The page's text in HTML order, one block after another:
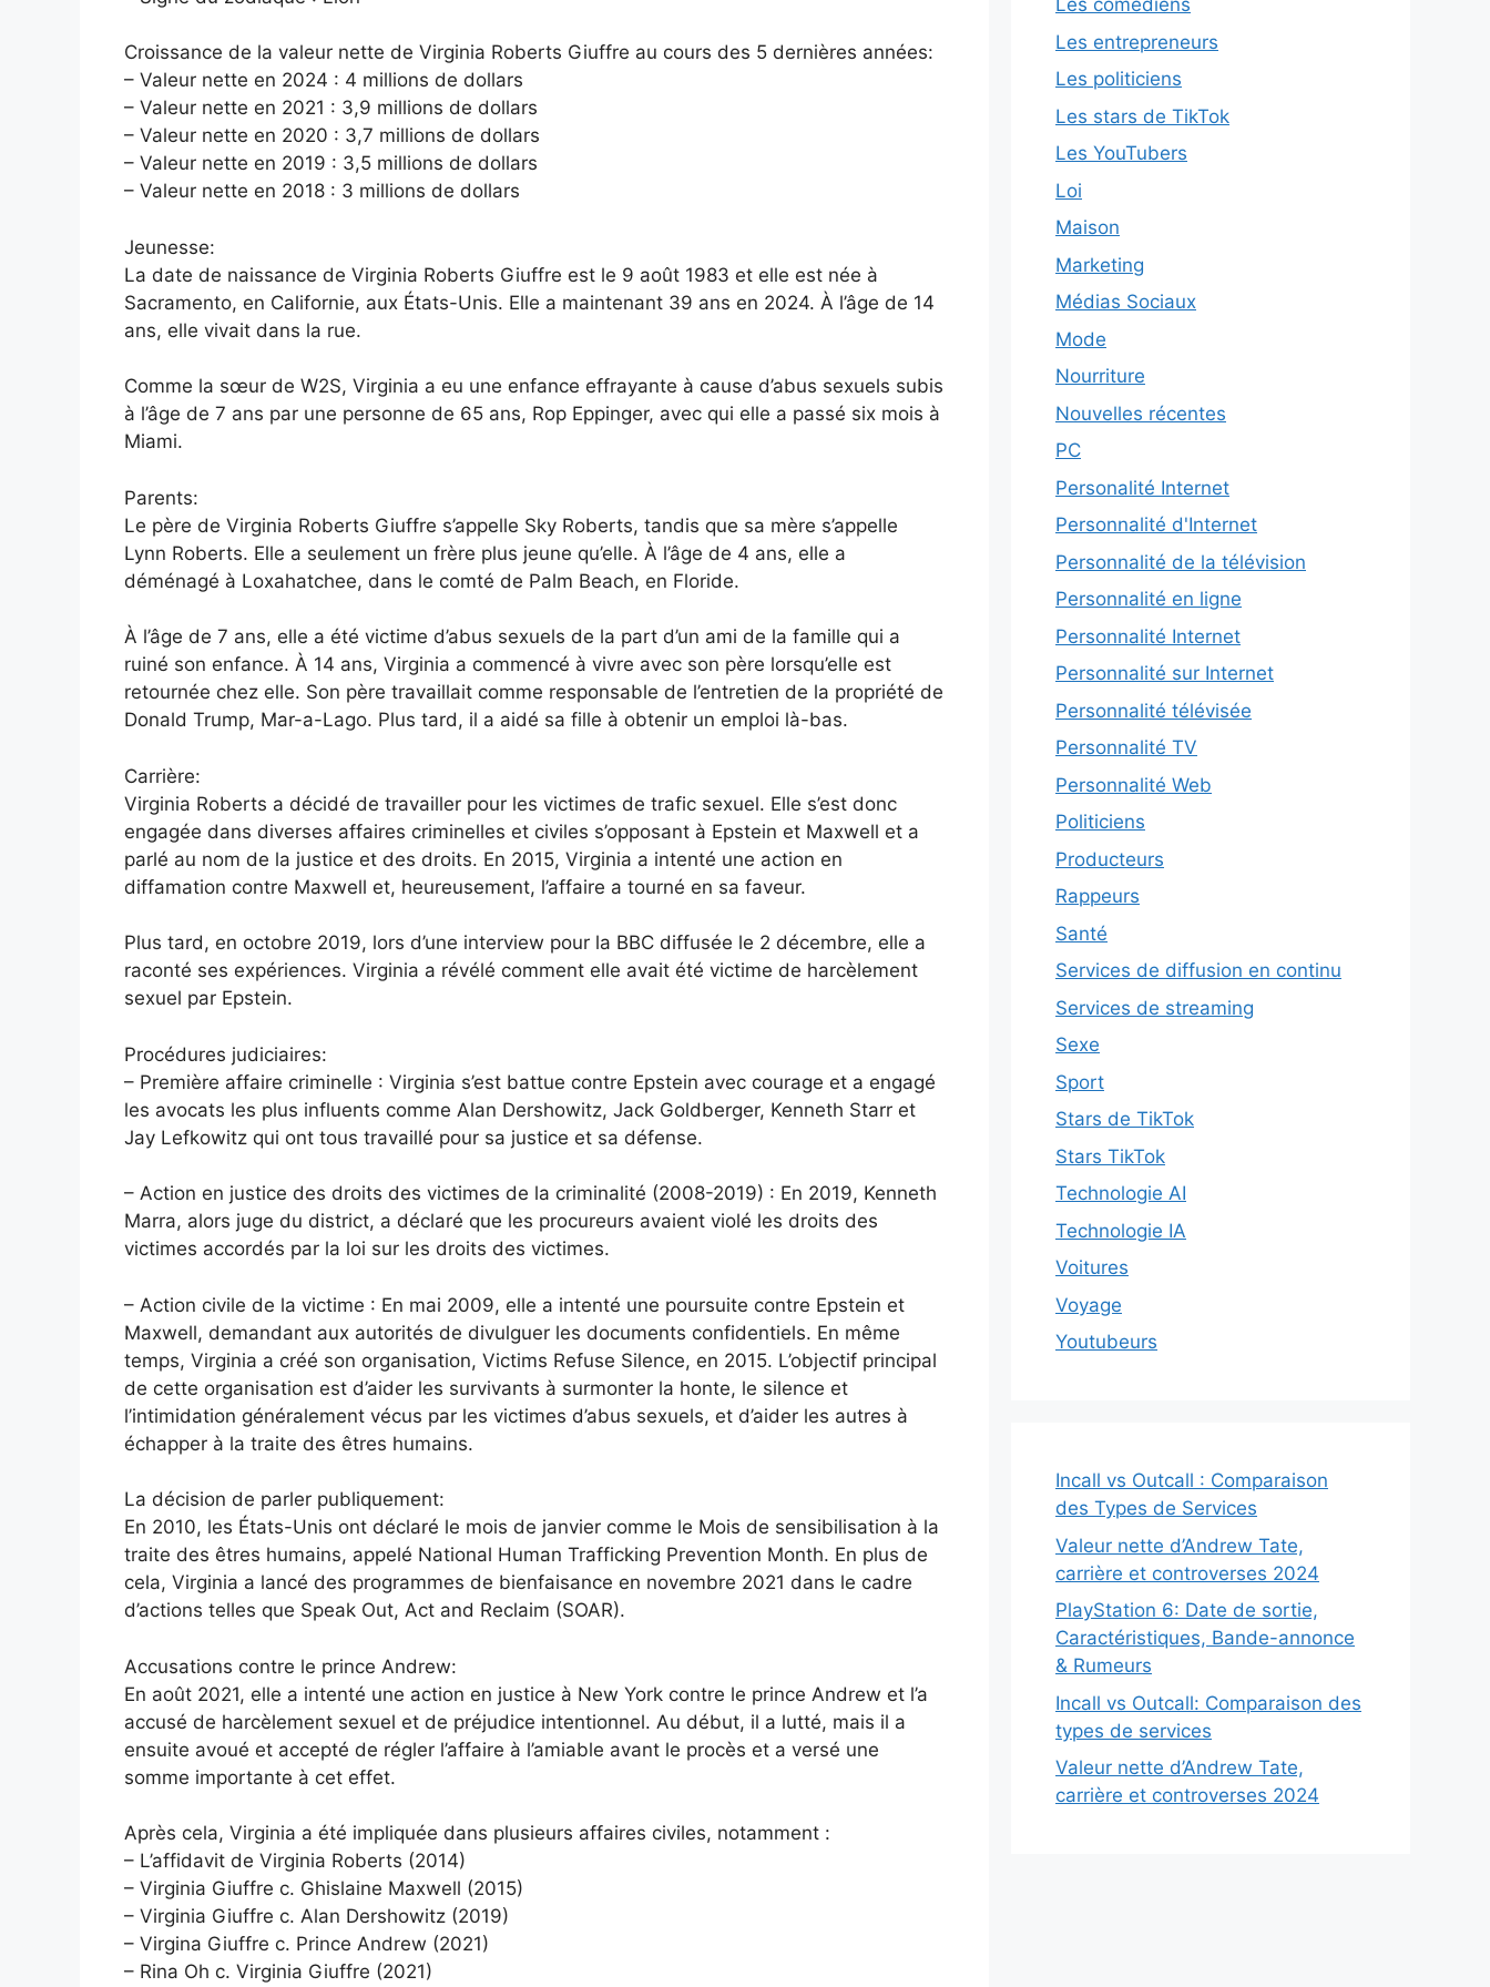
Croissance de la valeur nette de Virginia Roberts Giuffre au cours des 5 dernières années:
– Valeur nette en 2024 : 4 millions de dollars
– Valeur nette en 2021 : 3,9 millions de dollars
– Valeur nette en 2020 : 3,7 millions de dollars
– Valeur nette en 2019 : 3,5 millions de dollars
– Valeur nette en 2018 : 3 millions de dollars
Jeunesse:
La date de naissance de Virginia Roberts Giuffre est le 9 août 1983 et elle est née à
Sacramento, en Californie, aux États-Unis. Elle a maintenant 39 ans en 2024. À l’âge de 14
ans, elle vivait dans la rue.
Comme la sœur de W2S, Virginia a eu une enfance effrayante à cause d’abus sexuels subis
à l’âge de 7 ans par une personne de 65 ans, Rop Eppinger, avec qui elle a passé six mois à
Miami.
Parents:
Le père de Virginia Roberts Giuffre s’appelle Sky Roberts, tandis que sa mère s’appelle
Lynn Roberts. Elle a seulement un frère plus jeune qu’elle. À l’âge de 4 ans, elle a
déménagé à Loxahatchee, dans le comté de Palm Beach, en Floride.
À l’âge de 7 ans, elle a été victime d’abus sexuels de la part d’un ami de la famille qui a
ruiné son enfance. À 14 ans, Virginia a commencé à vivre avec son père lorsqu’elle est
retournée chez elle. Son père travaillait comme responsable de l’entretien de la propriété de
Donald Trump, Mar-a-Lago. Plus tard, il a aidé sa fille à obtenir un emploi là-bas.
Carrière:
Virginia Roberts a décidé de travailler pour les victimes de trafic sexuel. Elle s’est donc
engagée dans diverses affaires criminelles et civiles s’opposant à Epstein et Maxwell et a
parlé au nom de la justice et des droits. En 2015, Virginia a intenté une action en
diffamation contre Maxwell et, heureusement, l’affaire a tourné en sa faveur.
Plus tard, en octobre 2019, lors d’une interview pour la BBC diffusée le 2 décembre, elle a
raconté ses expériences. Virginia a révélé comment elle avait été victime de harcèlement
sexuel par Epstein.
Procédures judiciaires:
– Première affaire criminelle : Virginia s’est battue contre Epstein avec courage et a engagé
les avocats les plus influents comme Alan Dershowitz, Jack Goldberger, Kenneth Starr et
Jay Lefkowitz qui ont tous travaillé pour sa justice et sa défense.
– Action en justice des droits des victimes de la criminalité (2008-2019) : En 2019, Kenneth
Marra, alors juge du district, a déclaré que les procureurs avaient violé les droits des
victimes accordés par la loi sur les droits des victimes.
– Action civile de la victime : En mai 2009, elle a intenté une poursuite contre Epstein et
Maxwell, demandant aux autorités de divulguer les documents confidentiels. En même
temps, Virginia a créé son organisation, Victims Refuse Silence, en 2015. L’objectif principal
de cette organisation est d’aider les survivants à surmonter la honte, le silence et
l’intimidation généralement vécus par les victimes d’abus sexuels, et d’aider les autres à
échapper à la traite des êtres humains.
La décision de parler publiquement:
En 2010, les États-Unis ont déclaré le mois de janvier comme le Mois de sensibilisation à la
traite des êtres humains, appelé National Human Trafficking Prevention Month. En plus de
cela, Virginia a lancé des programmes de bienfaisance en novembre 2021 dans le cadre
d’actions telles que Speak Out, Act and Reclaim (SOAR).
Accusations contre le prince Andrew:
En août 2021, elle a intenté une action en justice à New York contre le prince Andrew et l’a
accusé de harcèlement sexuel et de préjudice intentionnel. Au début, il a lutté, mais il a
ensuite avoué et accepté de régler l’affaire à l’amiable avant le procès et a versé une
somme importante à cet effet.
Après cela, Virginia a été impliquée dans plusieurs affaires civiles, notamment :
– L’affidavit de Virginia Roberts (2014)
– Virginia Giuffre c. Ghislaine Maxwell (2015)
– Virginia Giuffre c. Alan Dershowitz (2019)
– Virgina Giuffre c. Prince Andrew (2021)
– Rina Oh c. Virginia Giuffre (2021)
Les comédiens
Les entrepreneurs
Les politiciens
Les stars de TikTok
Les YouTubers
Loi
Maison
Marketing
Médias Sociaux
Mode
Nourriture
Nouvelles récentes
PC
Personalité Internet
Personnalité d'Internet
Personnalité de la télévision
Personnalité en ligne
Personnalité Internet
Personnalité sur Internet
Personnalité télévisée
Personnalité TV
Personnalité Web
Politiciens
Producteurs
Rappeurs
Santé
Services de diffusion en continu
Services de streaming
Sexe
Sport
Stars de TikTok
Stars TikTok
Technologie AI
Technologie IA
Voitures
Voyage
Youtubeurs
Incall vs Outcall : Comparaison
des Types de Services
Valeur nette d’Andrew Tate,
carrière et controverses 2024
PlayStation 6: Date de sortie,
Caractéristiques, Bande-annonce
& Rumeurs
Incall vs Outcall: Comparaison des
types de services
Valeur nette d’Andrew Tate,
carrière et controverses 2024